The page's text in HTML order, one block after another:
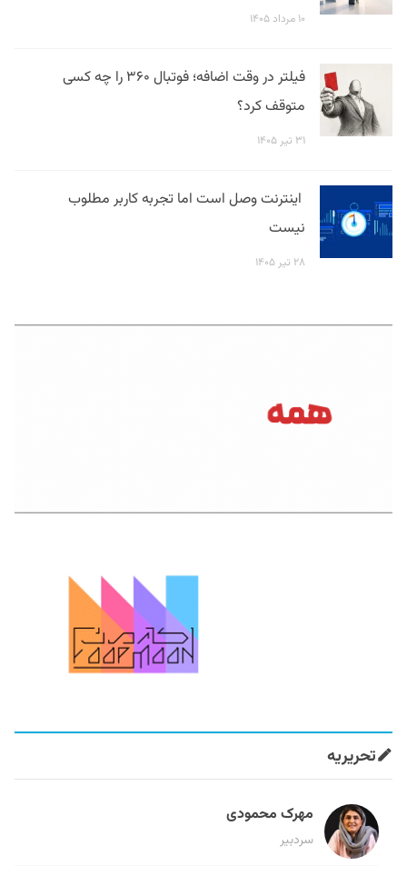
۱۰ مرداد ۱۴۰۵
فیلتر در وقت اضافه؛ فوتبال ۳۶۰ را چه کسی
متوقف کرد؟
۳۱ تیر ۱۴۰۵
اینترنت وصل است اما تجربه کاربر مطلوب
نیست
۲۸ تیر ۱۴۰۵
تحریریه
مهرک محمودی
سردبیر